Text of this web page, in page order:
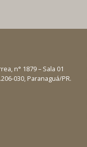
n° 1879 – Sala 01
030, Paranaguá/PR.